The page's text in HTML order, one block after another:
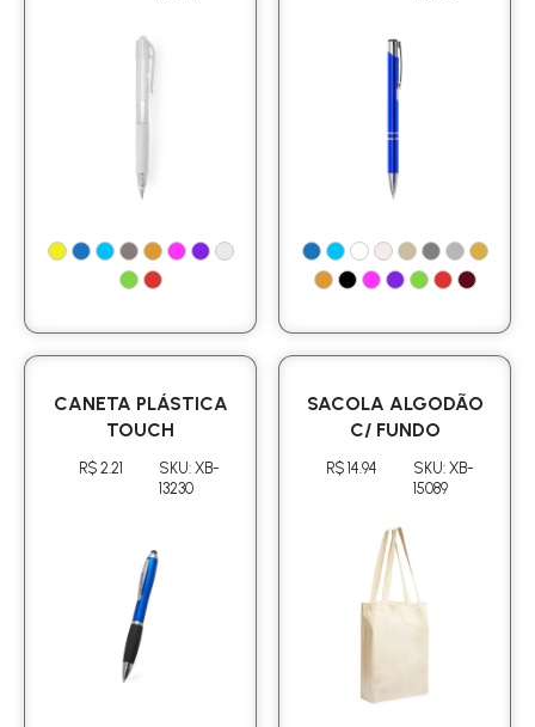
CANETA PLÁSTICA
TOUCH
R$ 2.21
SKU: XB-
13230
SACOLA ALGODÃO
C/ FUNDO
R$ 14.94
SKU: XB-
15089